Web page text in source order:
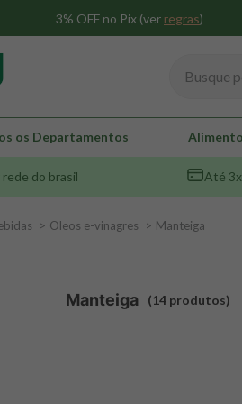
3% OFF no Pix (ver regras)
os Departamentos
do brasil Até
Oleos e-vinagres Manteiga
Manteiga 14 produtos
MAIS BUSCADOS
whey
creatina